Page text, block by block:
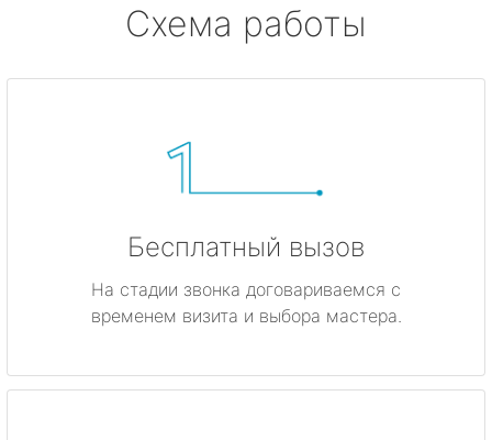
Схема работы
Бесплатный вызов
На стадии звонка договариваемся с
временем визита и выбора мастера.